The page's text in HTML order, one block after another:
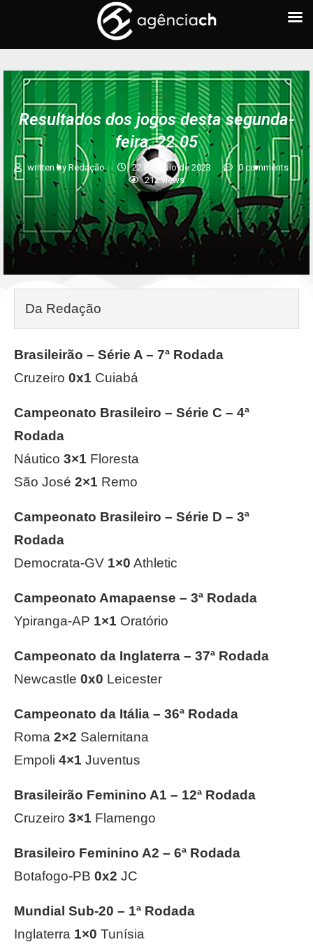
FUTEBOL
Resultados dos jogos desta segunda-
feira, 22.05
written by Redação 22 de maio de 2023
0 comments
212views
Da Redação
Brasileirão – Série A – 7ª Rodada
Cruzeiro 0x1 Cuiabá
Campeonato Brasileiro – Série C – 4ª
Rodada
Náutico 3×1 Floresta
São José 2×1 Remo
Campeonato Brasileiro – Série D – 3ª
Rodada
Democrata-GV 1×0 Athletic
Campeonato Amapaense – 3ª Rodada
Ypiranga-AP 1×1 Oratório
Campeonato da Inglaterra – 37ª Rodada
Newcastle 0x0 Leicester
Campeonato da Itália – 36ª Rodada
Roma 2×2 Salernitana
Empoli 4×1 Juventus
Brasileirão Feminino A1 – 12ª Rodada
Cruzeiro 3×1 Flamengo
Brasileiro Feminino A2 – 6ª Rodada
Botafogo-PB 0x2 JC
Mundial Sub-20 – 1ª Rodada
Inglaterra 1×0 Tunísia